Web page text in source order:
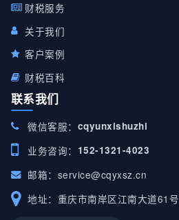
财税服务
关于我们
客户案例
财税百科
联系我们
微信客服： cqyunxishuzhi
业务咨询： 152-1321-4023
邮箱： service@cqyxsz.cn
地址：重庆市南岸区江南大道61号